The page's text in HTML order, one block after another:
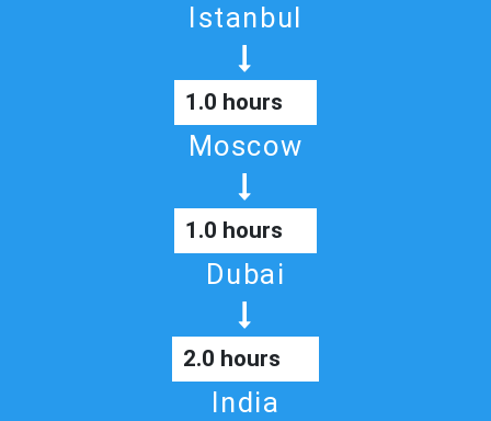
Istanbul
1.0 hours
Moscow
1.0 hours
Dubai
2.0 hours
India